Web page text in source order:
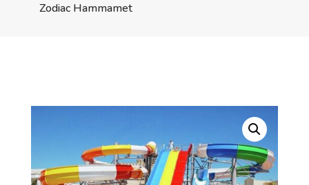
Zodiac Hammamet